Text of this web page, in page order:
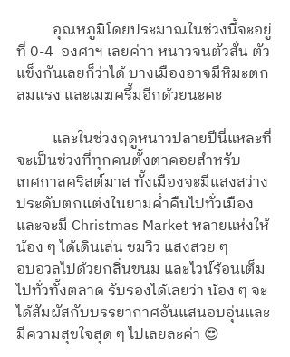
ที่ 0-4  องศาฯ เลยค่าา หนาวจนตัวสั่น ตัว
แข็งกันเลยก็ว่าได้ บางเมืองอาจมีหิมะตก
ลมแรง และเมฆครึ้มอีกด้วยนะคะ
จะเป็นช่วงที่ทุกคนตั้งตาคอยสำหรับ
เทศกาลคริสต์มาส ทั้งเมืองจะมีแสงสว่าง
ประดับตกแต่งในยามค่ำคืนไปทั่วเมือง
และจะมี Christmas Market หลายแห่งให้
น้อง ๆ ได้เดินเล่น ชมวิว แสงสวย ๆ
อบอวลไปด้วยกลิ่นขนม และไวน์ร้อนเต็ม
ไปทั่วทั้งตลาด รับรองได้เลยว่า น้อง ๆ จะ
ได้สัมผัสกับบรรยากาศอันแสนอบอุ่นและ
มีความสุขใจสุด ๆ ไปเลยละค่า 😍